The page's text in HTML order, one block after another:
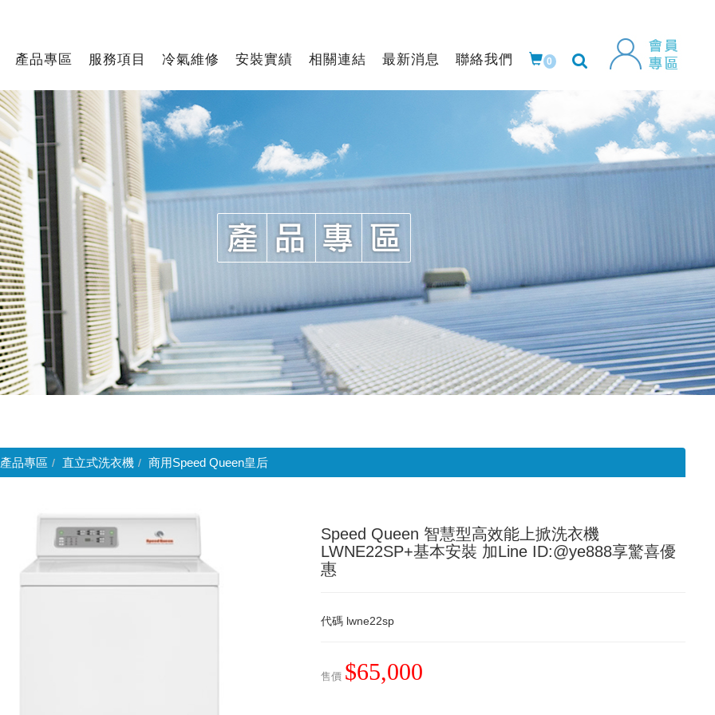
產品專區 服務項目 冷氣維修 安裝實績 相關連結 最新消息 聯絡我們 0
產品專區 直立式洗衣機 商用Speed Queen皇后
Speed Queen 智慧型高效能上掀洗衣機
LWNE22SP+基本安裝 加Line ID:@ye888享驚喜優
惠
代碼 lwne22sp
售價 $65,000